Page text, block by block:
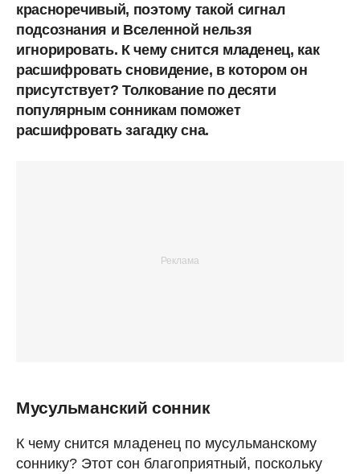
красноречивый, поэтому такой сигнал
подсознания и Вселенной нельзя
игнорировать. К чему снится младенец, как
расшифровать сновидение, в котором он
присутствует? Толкование по десяти
популярным сонникам поможет
расшифровать загадку сна.
Мусульманский сонник
К чему снится младенец по мусульманскому
соннику? Этот сон благоприятный, поскольку